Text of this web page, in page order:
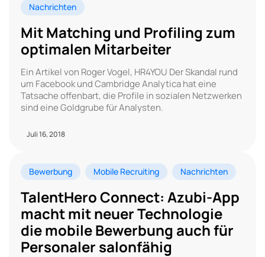
Nachrichten
Mit Matching und Profiling zum
optimalen Mitarbeiter
Ein Artikel von Roger Vogel, HR4YOU Der Skandal rund
um Facebook und Cambridge Analytica hat eine
Tatsache offenbart, die Profile in sozialen Netzwerken
sind eine Goldgrube für Analysten.
Juli 16, 2018
Bewerbung Mobile Recruiting Nachrichten
TalentHero Connect: Azubi-App
macht mit neuer Technologie
die mobile Bewerbung auch für
Personaler salonfähig